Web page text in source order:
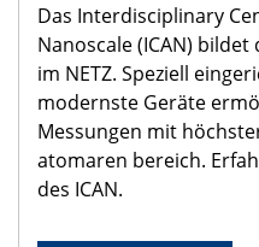
Das Interdisciplinary
Nanoscale (ICAN)
im NETZ. Speziell
modernste Geräte
Messungen mit
atomaren bereich.
des ICAN.